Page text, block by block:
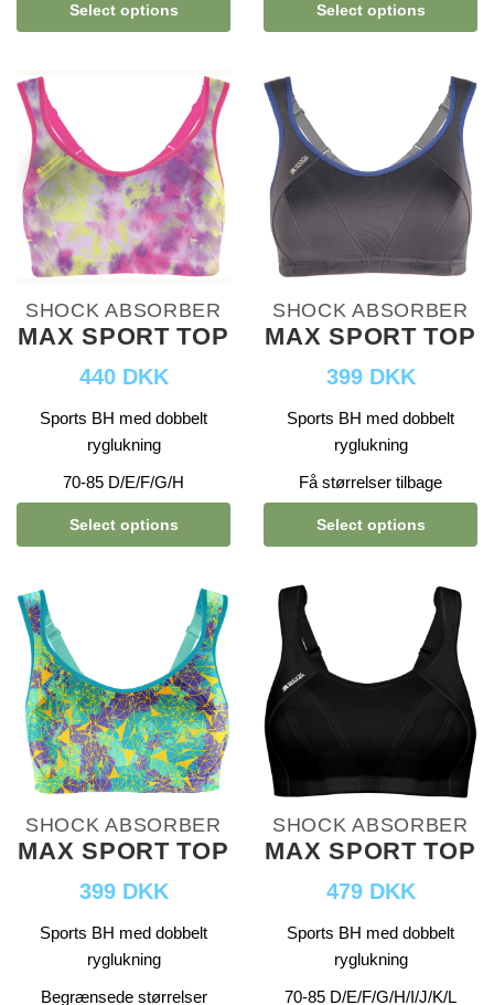
Select options Select options
SHOCK ABSORBER
MAX SPORT TOP
440 DKK
Sports BH med dobbelt
ryglukning
70-85 D/E/F/G/H
Select options
SHOCK ABSORBER
MAX SPORT TOP
399 DKK
Sports BH med dobbelt
ryglukning
Få størrelser tilbage
Select options
SHOCK ABSORBER
MAX SPORT TOP
399 DKK
Sports BH med dobbelt
ryglukning
Begrænsede størrelser
SHOCK ABSORBER
MAX SPORT TOP
479 DKK
Sports BH med dobbelt
ryglukning
70-85 D/E/F/G/H/I/J/K/L